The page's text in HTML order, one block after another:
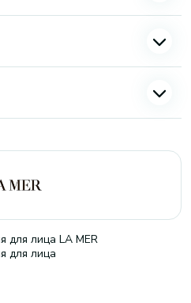
для лица LA MER
для лица